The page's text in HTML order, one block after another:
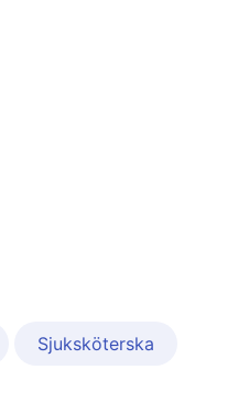
Sjuksköterska